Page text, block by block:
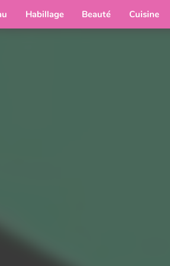
Habillage Beauté Cuisine